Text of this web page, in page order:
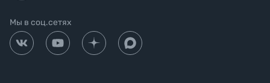
Мы в соц.сетях